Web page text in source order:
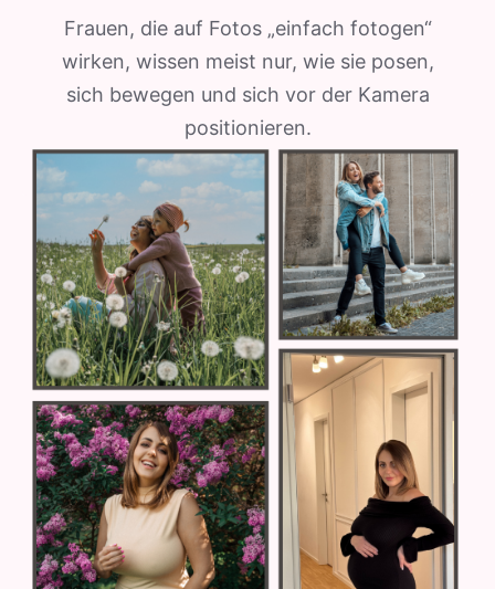
Frauen, die auf Fotos „einfach fotogen“
wirken, wissen meist nur, wie sie posen,
sich bewegen und sich vor der Kamera
positionieren.